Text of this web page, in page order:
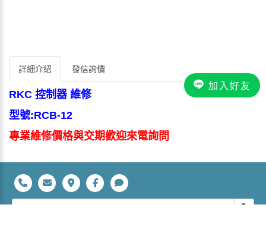
加入好友
詳細介紹 發信詢價
RKC 控制器 維修
型號:RCB-12
專業維修價格與交期歡迎來電詢問